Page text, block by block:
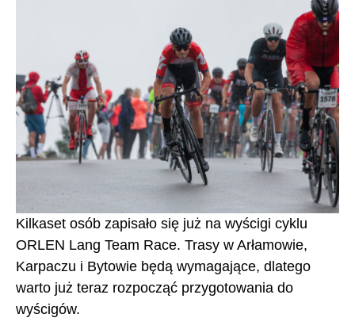
Kilkaset osób zapisało się już na wyścigi cyklu
ORLEN Lang Team Race. Trasy w Arłamowie,
Karpaczu i Bytowie będą wymagające, dlatego
warto już teraz rozpocząć przygotowania do
wyścigów.